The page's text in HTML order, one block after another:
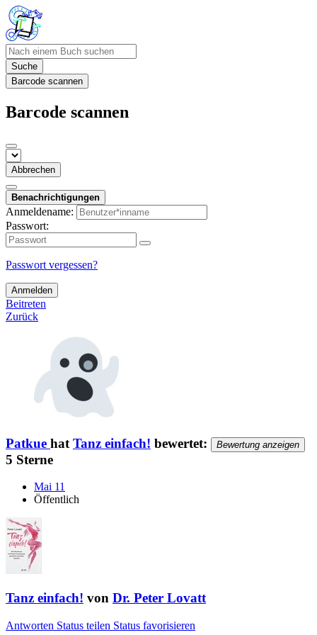
Suche
Barcode scannen
Barcode scannen
Abbrechen
Benachrichtigungen
Anmeldename:
Passwort:
Passwort vergessen?
Anmelden
Beitreten
Zurück
Patkue hat Tanz einfach! bewertet: Bewertung anzeigen
5 Sterne
Mai 11
Öffentlich
Tanz einfach! von Dr. Peter Lovatt
Antworten Status teilen Status favorisieren